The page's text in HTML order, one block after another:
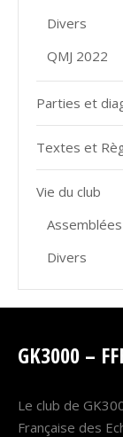
Divers
QMJ 2022
Parties et
Textes et
Vie du club
Divers
GK3000 –
Le club de
Française des